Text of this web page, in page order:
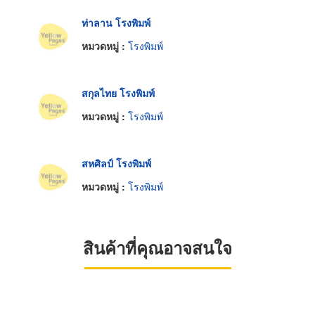
ท่าลาน โรงพิมพ์
หมวดหมู่ : โรงพิมพ์
สกุลไทย โรงพิมพ์
หมวดหมู่ : โรงพิมพ์
สหศิลป์ โรงพิมพ์
หมวดหมู่ : โรงพิมพ์
สินค้าที่คุณอาจสนใจ